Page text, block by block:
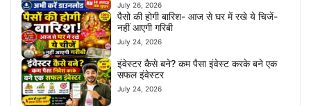
July 26, 2026
पैसो की होगी बारिश- आज से घर में रखे ये चिजें-
नहीं आएगी गरिबी
July 24, 2026
इंवेस्टर कैसे बने? कम पैसा इंवेस्ट करके बने एक
सफल इंवेस्टर
July 24, 2026